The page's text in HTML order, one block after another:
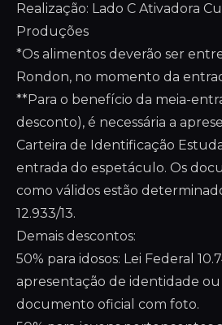
Realização: Lado C Ativadora
Produções
*Os alimentos deverão ser
Rondon, no momento da
**Para o benefício da meia-
desconto), é necessária a
Carteira de Identificação
entrada do espetáculo. Os
como válidos estão
12.933/13.
Demais descontos:
50% para idosos: Lei Federal
apresentação de identidade ou
documento oficial com foto.